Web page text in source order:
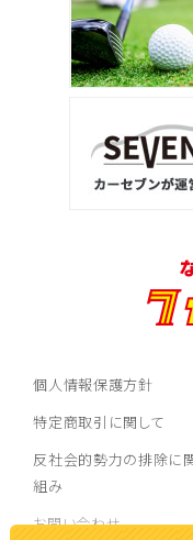
個人情報保護方針
特定商取引に関して
反社会的勢力の排除に
組み
お問い合わせ